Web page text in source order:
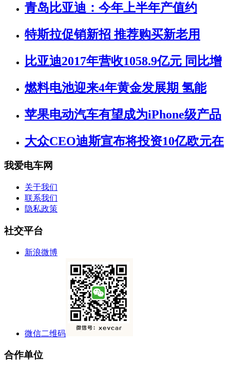
青岛比亚迪：今年上半年产值约
特斯拉促销新招 推荐购买新老用
比亚迪2017年营收1058.9亿元 同比增
燃料电池迎来4年黄金发展期 氢能
苹果电动汽车有望成为iPhone级产品
大众CEO迪斯宣布将投资10亿欧元在
我爱电车网
关于我们
联系我们
隐私政策
社交平台
新浪微博
微信二维码
合作单位